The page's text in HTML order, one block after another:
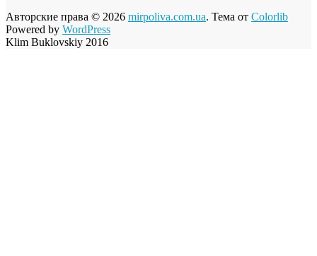
Авторские права © 2026 mirpoliva.com.ua. Тема от Colorlib
Powered by WordPress
Klim Buklovskiy 2016